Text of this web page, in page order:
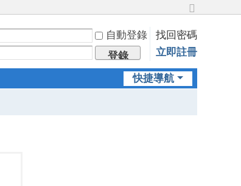
換
到
寬
自動登錄
找回密碼
登錄 立即註冊
快捷導航